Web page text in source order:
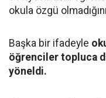
okula özgü
Başka bir ifadeyle
öğrenciler topluca
yöneldi.